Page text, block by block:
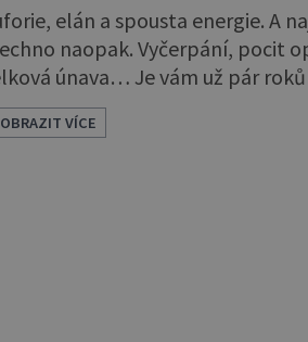
elán a spousta energie. A
naopak. Vyčerpání, pocit
únava… Je vám už pár roků přes čtyřicet,
zvládáte bez zádrhelů, děti
se konečně mohla začít
VÍCE